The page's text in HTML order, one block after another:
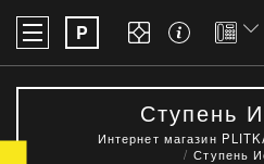
P
Ступень
Интернет магазин
Ступень